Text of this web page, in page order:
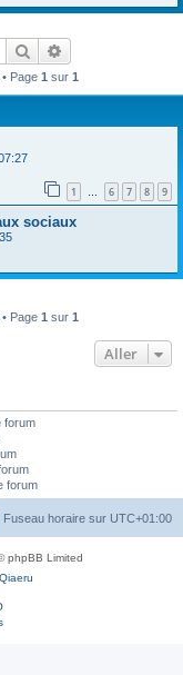
Rechercher
Page 1 sur 1
1 … 6 7 8 9
sociaux
Page 1 sur 1
Aller
forum
forum
Fuseau horaire sur UTC+01:00
phpBB Limited
Qiaeru